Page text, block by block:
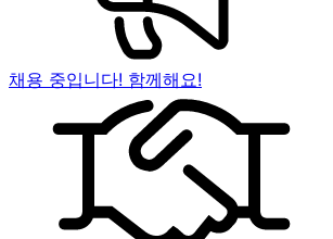
채용 중입니다! 함께해요!